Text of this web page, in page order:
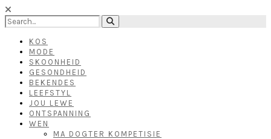
KOS
MODE
SKOONHEID
GESONDHEID
BEKENDES
LEEFSTYL
JOU LEWE
ONTSPANNING
WEN
MA DOGTER KOMPETISIE